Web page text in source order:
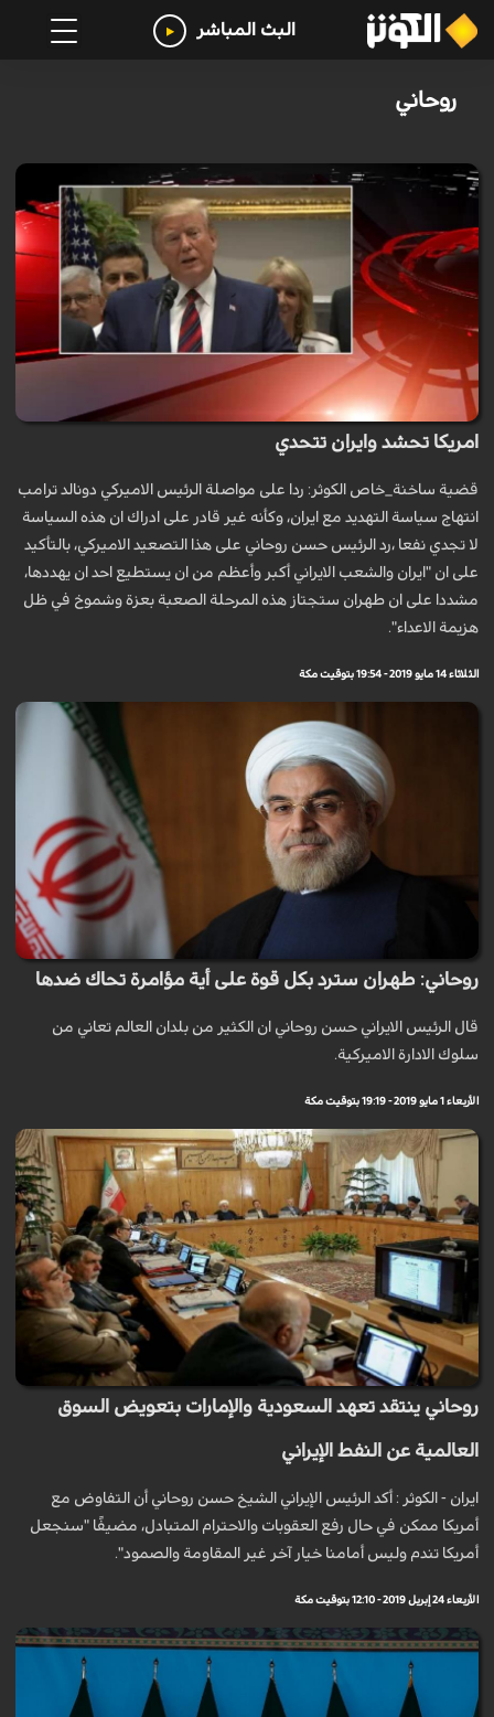
البث المباشر
روحاني
امريكا تحشد وايران تتحدي
قضية ساخنة_خاص الكوثر: ردا علی مواصلة الرئيس الاميركي دونالد ترامب
انتهاج سياسة التهديد مع ايران، وكأنه غير قادر على ادراك ان هذه السياسة
لا تجدي نفعا ،رد الرئيس حسن روحاني علی هذا التصعيد الاميركي، بالتأكيد
على ان "ايران والشعب الايراني أكبر وأعظم من ان يستطيع احد ان يهددها،
مشددا على ان طهران ستجتاز هذه المرحلة الصعبة بعزة وشموخ في ظل
هزيمة الاعداء".
الثلاثاء 14 مايو 2019 - 19:54 بتوقيت مكة
روحاني: طهران سترد بكل قوة على أية مؤامرة تحاك ضدها
قال الرئيس الايراني حسن روحاني ان الكثير من بلدان العالم تعاني من
سلوك الادارة الاميركية.
الأربعاء 1 مايو 2019 - 19:19 بتوقيت مكة
روحاني ينتقد تعهد السعودية والإمارات بتعويض السوق
العالمية عن النفط الإيراني
ايران - الكوثر : أكد الرئيس الإيراني الشيخ حسن روحاني أن التفاوض مع
أمريكا ممكن في حال رفع العقوبات والاحترام المتبادل، مضيفًا "سنجعل
أمريكا تندم وليس أمامنا خيار آخر غير المقاومة والصمود".
الأربعاء 24 إبريل 2019 - 12:10 بتوقيت مكة